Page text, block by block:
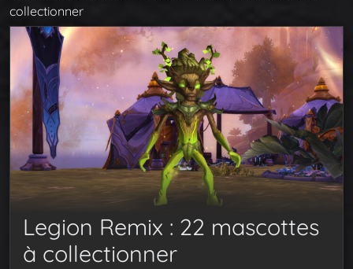
collectionner
Legion Remix : 22 mascottes
à collectionner